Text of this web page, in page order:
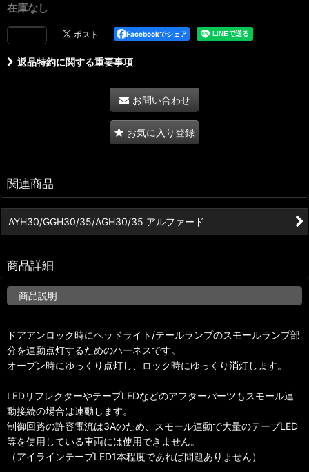
在庫なし
Facebookでシェア
返品特約に関する重要事項
お問い合わせ
お気に入り登録
関連商品
AYH30/GGH30/35/AGH30/35 アルファード
商品詳細
商品説明
ドアアンロック時にヘッドライト/テールランプのスモールランプ部
分を連動点灯するためのハーネスです。
オープン時にゆっくり点灯し、ロック時にゆっくり消灯します。
LEDリフレクターやテープLEDなどのアフターパーツもスモール連
動接続の場合は連動します。
制御回路の許容電流は3Aのため、スモール連動で大量のテープLED
等を使用している車両には使用できません。
（アイラインテープLED1本程度であれば問題ありません）